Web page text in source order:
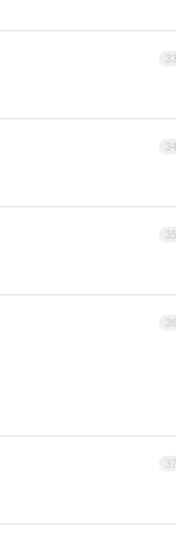
33
34
35
36
37